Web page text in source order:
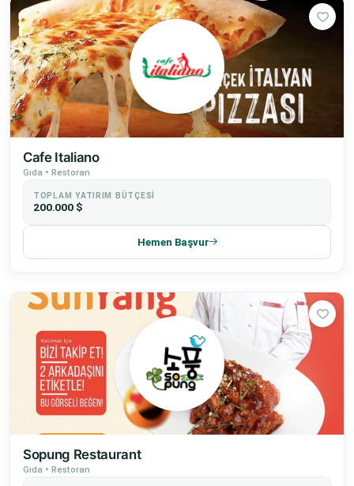
Cafe Italiano
Gıda • Restoran
TOPLAM YATIRIM BÜTÇESI
200.000 $
Hemen Başvur
Sopung Restaurant
Gıda • Restoran